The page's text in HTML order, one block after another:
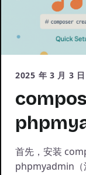
2025 年 3 月 3 日
首先，安装
phpmyadmin（